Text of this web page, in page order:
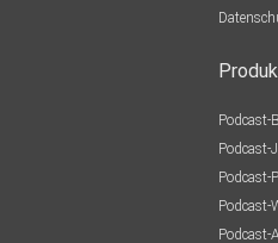
Podcast-
Podcast-
Podcast-
Podcast-
Podcast-